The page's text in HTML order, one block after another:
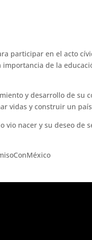
participar en el acto
de la
y desarrollo de su
vidas y construir un
nacer y su deseo de